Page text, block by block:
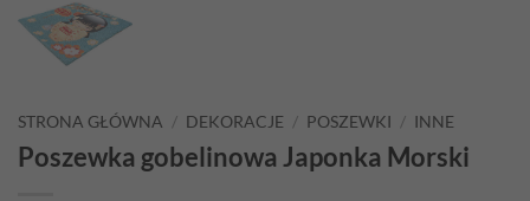
STRONA GŁÓWNA / DEKORACJE / POSZEWKI / INNE
Poszewka gobelinowa Japonka Morski